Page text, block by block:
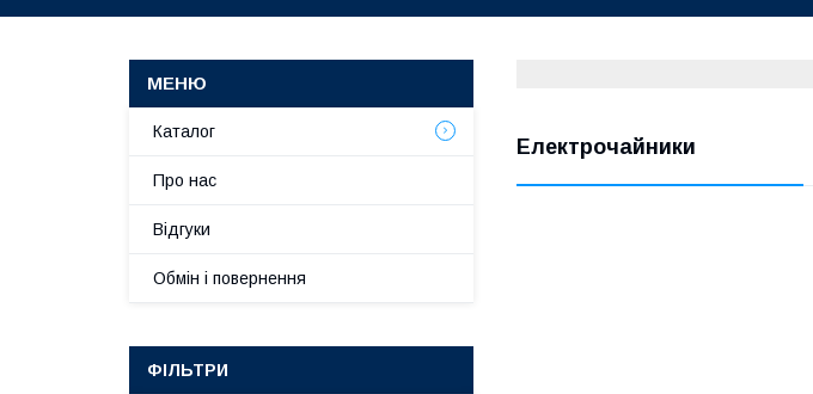
Електрочайники
Каталог
Про нас
Відгуки
Обмін і повернення
ФІЛЬТРИ